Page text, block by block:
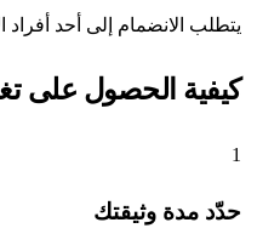
الانضمام إلى أحد أفراد
الحصول على
مدة وثيقتك